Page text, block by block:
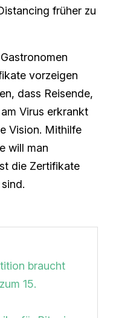
früher zu
vorzeigen
dass Reisende,
Virus erkrankt
Vision. Mithilfe
will man
die Zertifikate
braucht
15.